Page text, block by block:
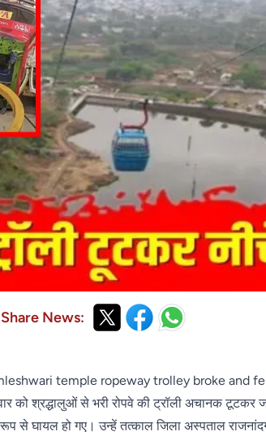
Share News:
temple ropeway trolley broke and fell:
को श्रद्धालुओं से भरी रोपवे की ट्रॉली अचानक टूटकर
रूप से घायल हो गए। उन्हें तत्काल जिला अस्पताल